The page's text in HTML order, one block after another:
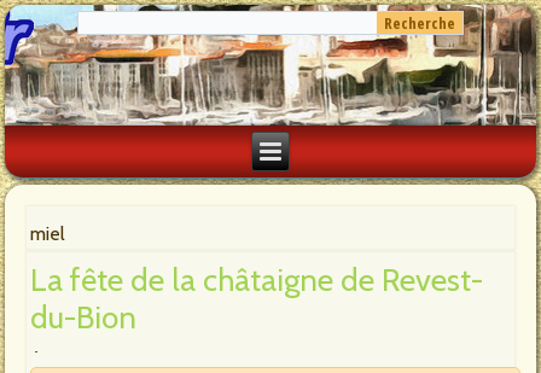
miel
La fête de la châtaigne de Revest-
du-Bion